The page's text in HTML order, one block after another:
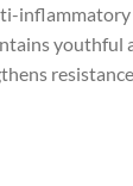
inflammatory
youthful